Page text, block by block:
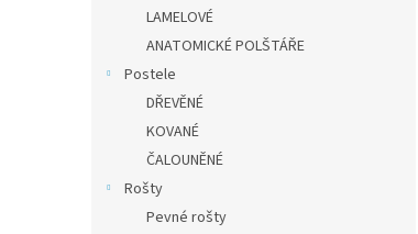
LAMELOVÉ
ANATOMICKÉ POLŠTÁŘE
Postele
DŘEVĚNÉ
KOVANÉ
ČALOUNĚNÉ
Rošty
Pevné rošty